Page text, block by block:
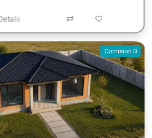
Comision 0